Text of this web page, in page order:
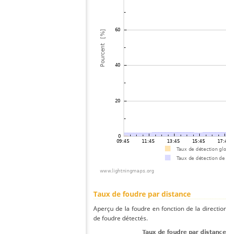
Taux de foudre par distance
Aperçu de la foudre en fonction de la
de foudre détectés.